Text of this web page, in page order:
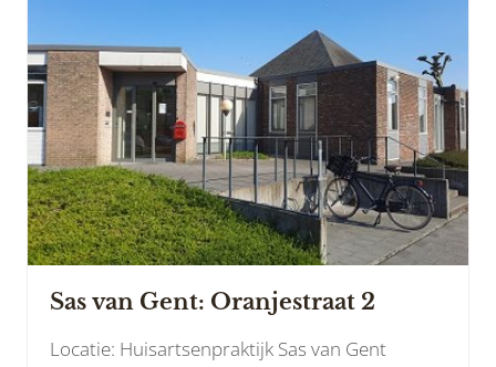
Sas van Gent: Oranjestraat 2
Locatie: Huisartsenpraktijk Sas van Gent